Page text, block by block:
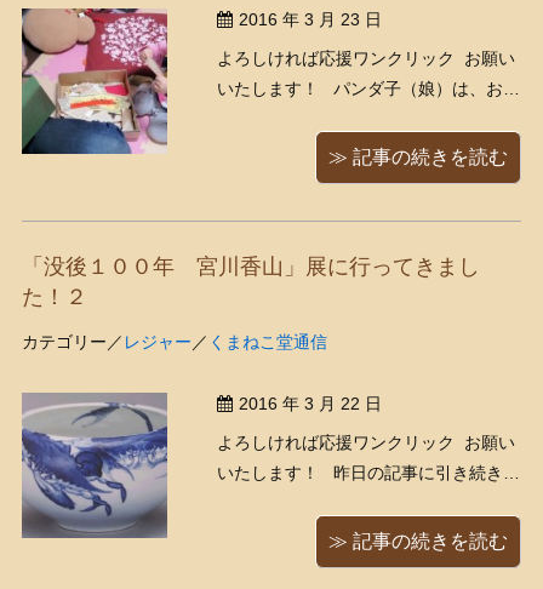
2016 年 3 月 23 日
よろしければ応援ワンクリック お願い
いたします！ パンダ子（娘）は、おか
す。最近「あれはなに？」「これはな
に？」と、しきりに物の名前を尋ねて
す！ しかし我が子ながら ...
≫ 記事の続きを読む
「没後１００年 宮川香山」展に行ってきまし
た！２
カテゴリー／ レジャー／ くまねこ堂通信
2016 年 3 月 22 日
よろしければ応援ワンクリック お願い
いたします！ 昨日の記事に引き続き、
００年 宮川香山」展をご紹介させて
頂きます。 さて、今回の展覧会で私に
≫ 記事の続きを読む